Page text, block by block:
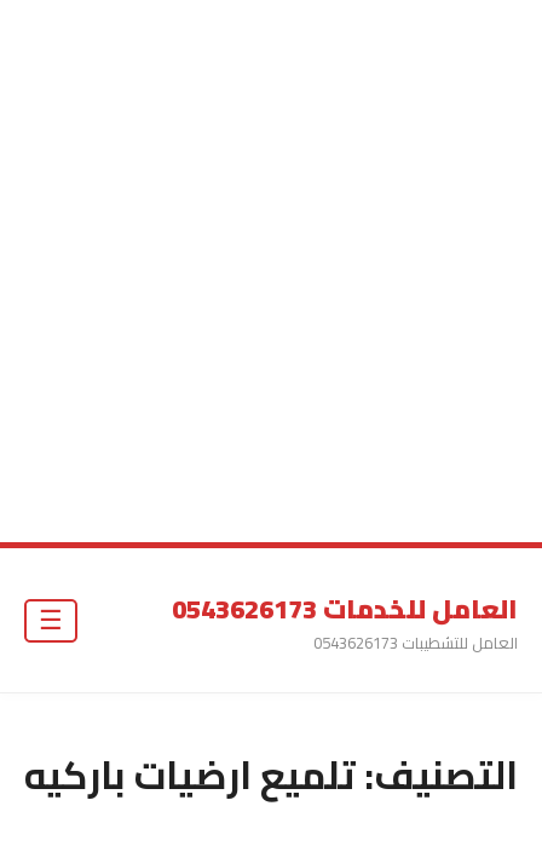
العامل للخدمات 0543626173
العامل للتشطيبات 0543626173
التصنيف:تلميع ارضيات باركيه